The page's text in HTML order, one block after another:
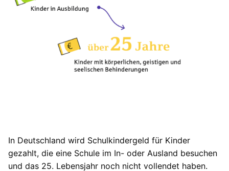
In Deutschland wird Schulkindergeld für Kinder
gezahlt, die eine Schule im In- oder Ausland besuchen
und das 25. Lebensjahr noch nicht vollendet haben.